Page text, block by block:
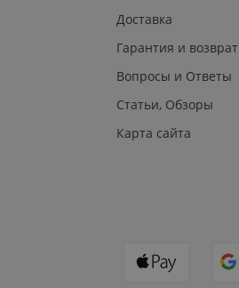
Доставка
Гарантия и возврат
Вопросы и Ответы
Статьи, Обзоры
Карта сайта